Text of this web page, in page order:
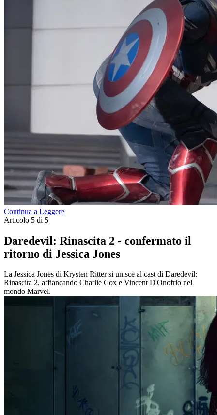
Continua a Leggere
Articolo 5 di 5
Daredevil: Rinascita 2 - confermato il
ritorno di Jessica Jones
La Jessica Jones di Krysten Ritter si unisce al cast di Daredevil:
Rinascita 2, affiancando Charlie Cox e Vincent D'Onofrio nel
mondo Marvel.